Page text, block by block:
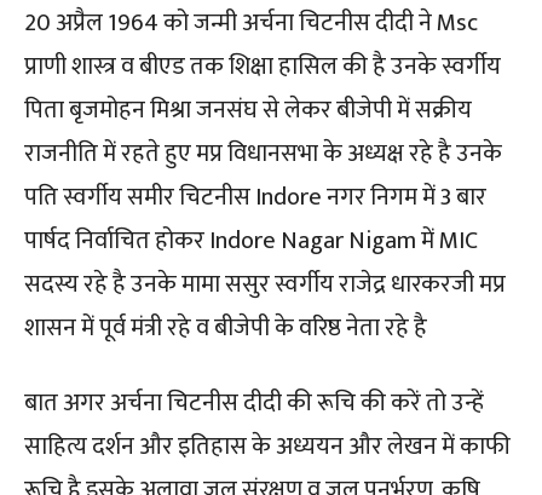
20 अप्रैल 1964 को जन्मी अर्चना चिटनीस दीदी ने Msc
प्राणी शास्त्र व बीएड तक शिक्षा हासिल की है उनके स्वर्गीय
पिता बृजमोहन मिश्रा जनसंघ से लेकर बीजेपी में सक्रीय
राजनीति में रहते हुए मप्र विधानसभा के अध्यक्ष रहे है उनके
पति स्वर्गीय समीर चिटनीस Indore नगर निगम में 3 बार
पार्षद निर्वाचित होकर Indore Nagar Nigam में MIC
सदस्य रहे है उनके मामा ससुर स्वर्गीय राजेद्र धारकरजी मप्र
शासन में पूर्व मंत्री रहे व बीजेपी के वरिष्ठ नेता रहे है
बात अगर अर्चना चिटनीस दीदी की रूचि की करें तो उन्हें
साहित्य दर्शन और इतिहास के अध्ययन और लेखन में काफी